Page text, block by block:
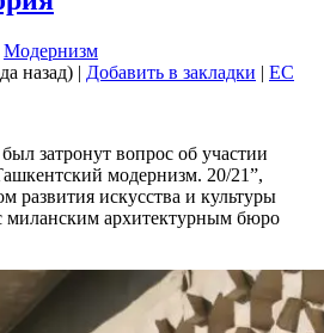
Модернизм
назад) | Добавить в закладки | EC
затронут вопрос об участии
модернизм. 20/21”,
искусства и культуры
миланским архитектурным бюро